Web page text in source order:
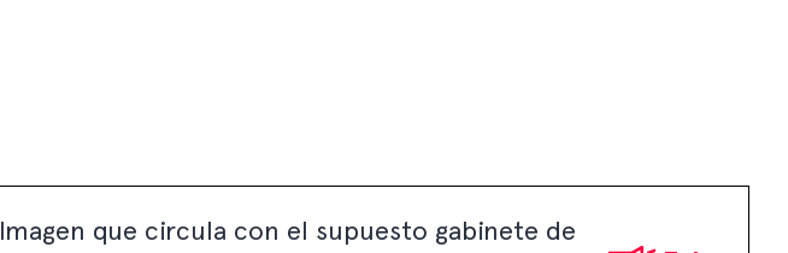
Imagen que circula con el supuesto gabinete de